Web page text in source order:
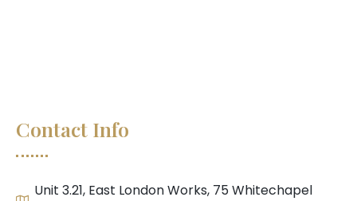
Contact Info
Unit 3.21, East London Works, 75 Whitechapel